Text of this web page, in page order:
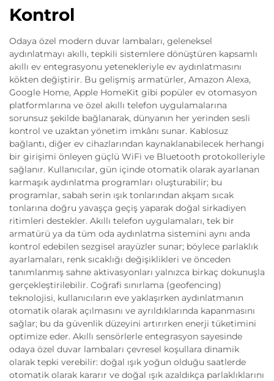
Kontrol
Odaya özel modern duvar lambaları, geleneksel
aydınlatmayı akıllı, tepkili sistemlere dönüştüren kapsamlı
akıllı ev entegrasyonu yetenekleriyle ev aydınlatmasını
kökten değiştirir. Bu gelişmiş armatürler, Amazon Alexa,
Google Home, Apple HomeKit gibi popüler ev otomasyon
platformlarına ve özel akıllı telefon uygulamalarına
sorunsuz şekilde bağlanarak, dünyanın her yerinden sesli
kontrol ve uzaktan yönetim imkânı sunar. Kablosuz
bağlantı, diğer ev cihazlarından kaynaklanabilecek herhangi
bir girişimi önleyen güçlü WiFi ve Bluetooth protokolleriyle
sağlanır. Kullanıcılar, gün içinde otomatik olarak ayarlanan
karmaşık aydınlatma programları oluşturabilir; bu
programlar, sabah serin ışık tonlarından akşam sıcak
tonlarına doğru yavaşça geçiş yaparak doğal sirkadiyen
ritimleri destekler. Akıllı telefon uygulamaları, tek bir
armatürü ya da tüm oda aydınlatma sistemini aynı anda
kontrol edebilen sezgisel arayüzler sunar; böylece parlaklık
ayarlamaları, renk sıcaklığı değişiklikleri ve önceden
tanımlanmış sahne aktivasyonları yalnızca birkaç dokunuşla
gerçekleştirilebilir. Coğrafi sınırlama (geofencing)
teknolojisi, kullanıcıların eve yaklaşırken aydınlatmanın
otomatik olarak açılmasını ve ayrıldıklarında kapanmasını
sağlar; bu da güvenlik düzeyini artırırken enerji tüketimini
optimize eder. Akıllı sensörlerle entegrasyon sayesinde
odaya özel duvar lambaları çevresel koşullara dinamik
olarak tepki verebilir: doğal ışık yoğun olduğu saatlerde
otomatik olarak kararır ve doğal ışık azaldıkça parlaklıklarını